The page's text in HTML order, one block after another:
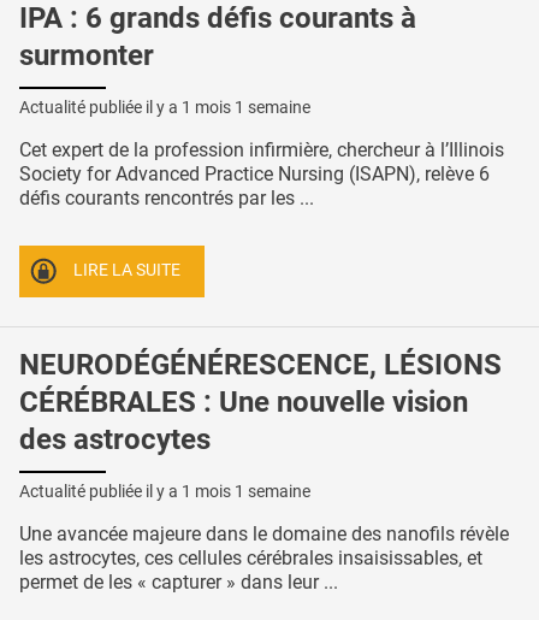
IPA : 6 grands défis courants à
surmonter
Actualité publiée il y a 1 mois 1 semaine
Cet expert de la profession infirmière, chercheur à l’Illinois
Society for Advanced Practice Nursing (ISAPN), relève 6
défis courants rencontrés par les ...
LIRE LA SUITE
NEURODÉGÉNÉRESCENCE, LÉSIONS
CÉRÉBRALES : Une nouvelle vision
des astrocytes
Actualité publiée il y a 1 mois 1 semaine
Une avancée majeure dans le domaine des nanofils révèle
les astrocytes, ces cellules cérébrales insaisissables, et
permet de les « capturer » dans leur ...